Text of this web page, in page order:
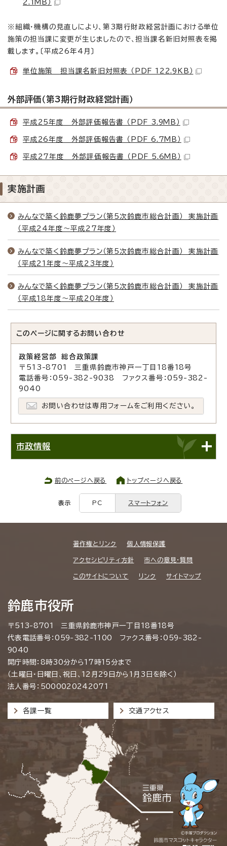
2.1MB）
※組織・機構の見直しにより、第3期行財政経営計画における単位
施策の担当課に変更が生じましたので、担当課名新旧対照表を掲
載します。〔平成26年4月〕
単位施策 担当課名新旧対照表 （PDF 122.9KB）
外部評価（第3期行財政経営計画）
平成25年度 外部評価報告書 （PDF 3.9MB）
平成26年度 外部評価報告書 （PDF 6.7MB）
平成27年度 外部評価報告書 （PDF 5.6MB）
実施計画
みんなで築く鈴鹿夢プラン（第5次鈴鹿市総合計画） 実施計画
（平成24年度〜平成27年度）
みんなで築く鈴鹿夢プラン（第5次鈴鹿市総合計画） 実施計画
（平成21年度〜平成23年度）
みんなで築く鈴鹿夢プラン（第5次鈴鹿市総合計画） 実施計画
（平成18年度〜平成20年度）
このページに関する お問い合わせ
政策経営部 総合政策課
〒513-8701 三重県鈴鹿市神戸一丁目18番18号
電話番号：059-382-9038 ファクス番号：059-382-
9040
お問い合わせは専用フォームをご利用ください。
市政情報
前のページへ戻る トップページへ戻る
表示 PC スマートフォン
著作権とリンク 個人情報保護
アクセシビリティ方針 市への意見・質問
このサイトについて リンク サイトマップ
鈴鹿市役所
〒513-8701 三重県鈴鹿市神戸一丁目18番18号
代表電話番号：059-382-1100 ファクス番号：059-382-
9040
開庁時間：8時30分から17時15分まで
（土曜日・日曜日、祝日、12月29日から1月3日を除く）
法人番号：5000020242071
各課一覧 交通アクセス